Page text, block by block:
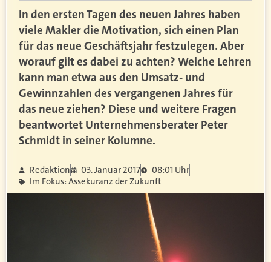
In den ersten Tagen des neuen Jahres haben
viele Makler die Motivation, sich einen Plan
für das neue Geschäftsjahr festzulegen. Aber
worauf gilt es dabei zu achten? Welche Lehren
kann man etwa aus den Umsatz- und
Gewinnzahlen des vergangenen Jahres für
das neue ziehen? Diese und weitere Fragen
beantwortet Unternehmensberater Peter
Schmidt in seiner Kolumne.
Redaktion 03. Januar 2017
08:01 Uhr
Im Fokus: Assekuranz der Zukunft